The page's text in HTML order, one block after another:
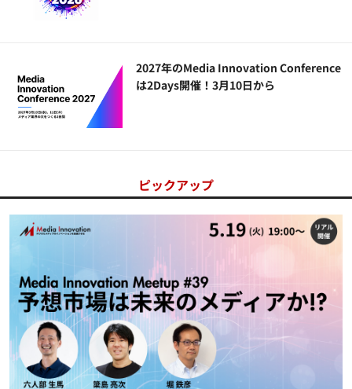
2027年のMedia Innovation Conference
は2Days開催！3月10日から
ピックアップ